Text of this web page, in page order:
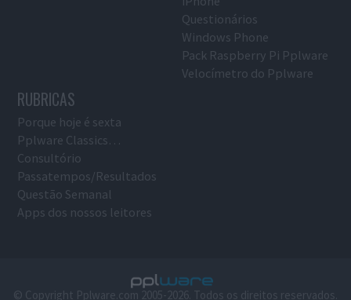
Questionários
Windows Phone
Pack Raspberry Pi Pplware
Velocímetro do Pplware
RUBRICAS
Porque hoje é sexta
Pplware Classics…
Consultório
Passatempos/Resultados
Questão Semanal
Apps dos nossos leitores
© Copyright Pplware.com 2005-2026. Todos os direitos reservados.